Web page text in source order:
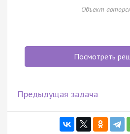
Объект
Посмотреть
Предыдущая задача